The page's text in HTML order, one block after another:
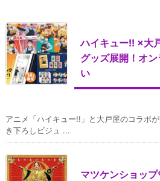
ハイキュー!! ×大
グッズ展開！オ
い
アニメ「ハイキュー!!」と大戸屋のコラボ
き下ろしビジュ ...
マツケンショッ